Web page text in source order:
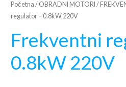
Početna / OBRADNI MOTORI /
regulator – 0.8kW 220V
Frekventni
0.8kW 220V